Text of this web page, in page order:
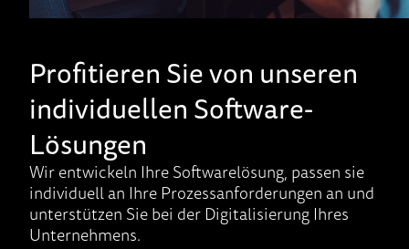
Profitieren Sie von unseren
individuellen Software-
Lösungen
Wir entwickeln Ihre Softwarelösung, passen sie
individuell an Ihre Prozessanforderungen an und
unterstützen Sie bei der Digitalisierung Ihres
Unternehmens.